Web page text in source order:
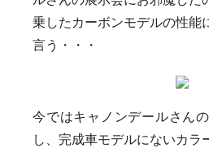
乗したカーボンモデルの性能
言う・・・
今ではキャノンデールさん
し、完成車モデルにないカラ